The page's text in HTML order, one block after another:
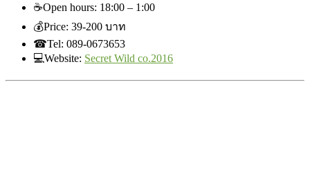
☕Open hours: 18:00 – 1:00
💰Price: ‎39-200 บาท
☎Tel: 089-0673653
💻Website: Secret Wild co.2016